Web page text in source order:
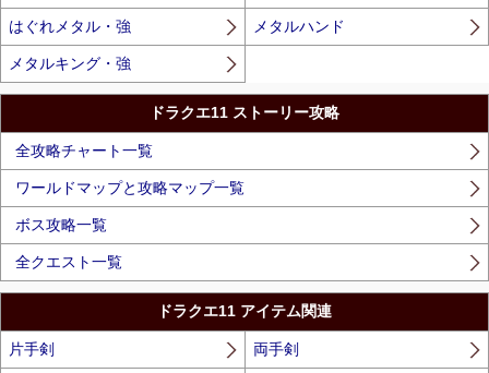
はぐれメタル・強 メタルハンド
メタルキング・強
ドラクエ11 ストーリー攻略
全攻略チャート一覧
ワールドマップと攻略マップ一覧
ボス攻略一覧
全クエスト一覧
ドラクエ11 アイテム関連
片手剣 両手剣